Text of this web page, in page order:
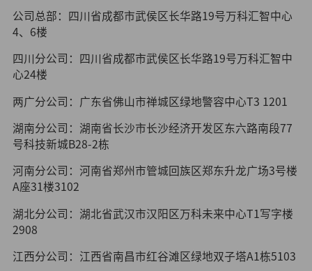
公司总部：四川省成都市武侯区长华路19号万科汇智中心
4、6楼
四川分公司：四川省成都市武侯区长华路19号万科汇智中
心24楼
两广分公司：广东省佛山市禅城区绿地警容中心T3 1201
湖南分公司：湖南省长沙市长沙经济开发区东六路南段77
号科技新城B28-2栋
河南分公司：河南省郑州市管城回族区郑东升龙广场3号楼
A座31楼3102
湖北分公司：湖北省武汉市汉阳区万科未来中心T1写字楼
2908
江西分公司：江西省南昌市红谷滩区绿地双子塔A1栋5103